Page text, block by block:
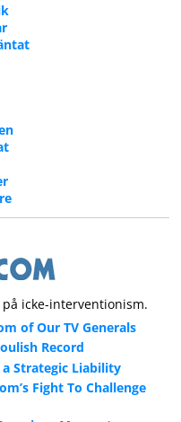
icke-interventionism.
of Our TV Generals
Record
a Strategic Liability
Fight To Challenge